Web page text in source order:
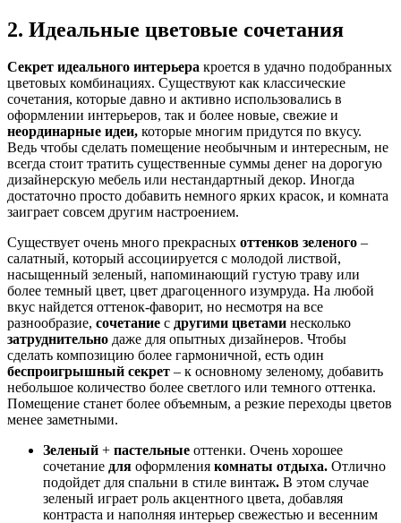
2. Идеальные цветовые сочетания
Секрет идеального интерьера кроется в удачно подобранных
цветовых комбинациях. Существуют как классические
сочетания, которые давно и активно использовались в
оформлении интерьеров, так и более новые, свежие и
неординарные идеи, которые многим придутся по вкусу.
Ведь чтобы сделать помещение необычным и интересным, не
всегда стоит тратить существенные суммы денег на дорогую
дизайнерскую мебель или нестандартный декор. Иногда
достаточно просто добавить немного ярких красок, и комната
заиграет совсем другим настроением.
Существует очень много прекрасных оттенков зеленого –
салатный, который ассоциируется с молодой листвой,
насыщенный зеленый, напоминающий густую траву или
более темный цвет, цвет драгоценного изумруда. На любой
вкус найдется оттенок-фаворит, но несмотря на все
разнообразие, сочетание с другими цветами несколько
затруднительно даже для опытных дизайнеров. Чтобы
сделать композицию более гармоничной, есть один
беспроигрышный секрет – к основному зеленому, добавить
небольшое количество более светлого или темного оттенка.
Помещение станет более объемным, а резкие переходы цветов
менее заметными.
Зеленый + пастельные оттенки. Очень хорошее
сочетание для оформления комнаты отдыха. Отлично
подойдет для спальни в стиле винтаж. В этом случае
зеленый играет роль акцентного цвета, добавляя
контраста и наполняя интерьер свежестью и весенним